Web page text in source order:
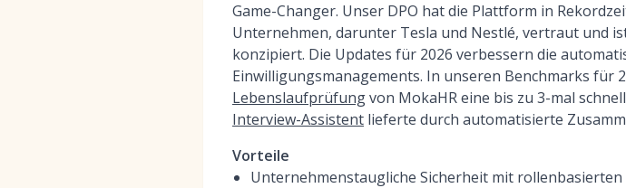
Game-Changer. Unser DPO hat die Plattform in
Unternehmen, darunter Tesla und Nestlé, vertraut und
konzipiert. Die Updates für 2026 verbessern die
Einwilligungsmanagements. In unseren Benchmarks für
Lebenslaufprüfungvon MokaHR eine bis zu 3-mal
Interview-Assistent lieferte durch automatisierte
Vorteile
Unternehmenstaugliche Sicherheit mit